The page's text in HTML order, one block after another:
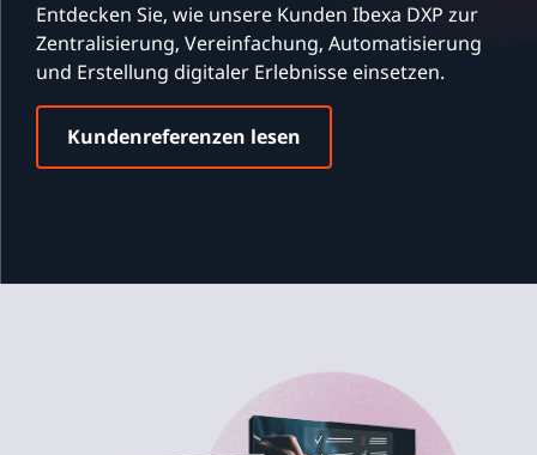
Entdecken Sie, wie unsere Kunden Ibexa DXP zur
Zentralisierung, Vereinfachung, Automatisierung
und Erstellung digitaler Erlebnisse einsetzen.
Kundenreferenzen lesen